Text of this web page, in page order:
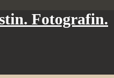
Fotografin.